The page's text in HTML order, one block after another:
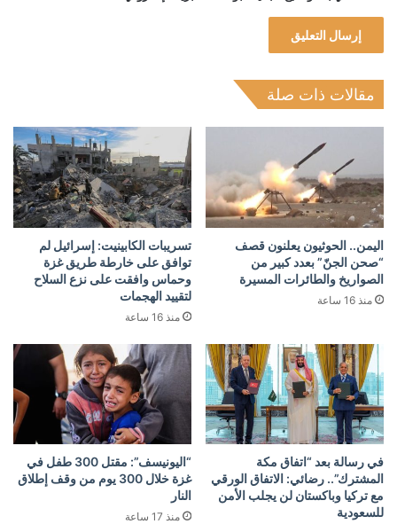
مقالات ذات صلة
اليمن.. الحوثيون يعلنون قصف
“صحن الجنّ” بعدد كبير من
الصواريخ والطائرات المسيرة
منذ 16 ساعة
تسريبات الكابينيت: إسرائيل لم
توافق على خارطة طريق غزة
وحماس وافقت على نزع السلاح
لتقييد الهجمات
منذ 16 ساعة
في رسالة بعد “اتفاق مكة
المشترك”.. رضائي: الاتفاق الورقي
مع تركيا وباكستان لن يجلب الأمن
للسعودية
“اليونيسف”: مقتل 300 طفل في
غزة خلال 300 يوم من وقف إطلاق
النار
منذ 17 ساعة